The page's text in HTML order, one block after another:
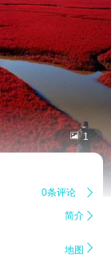
 1
0条评论 
简介 
地图 